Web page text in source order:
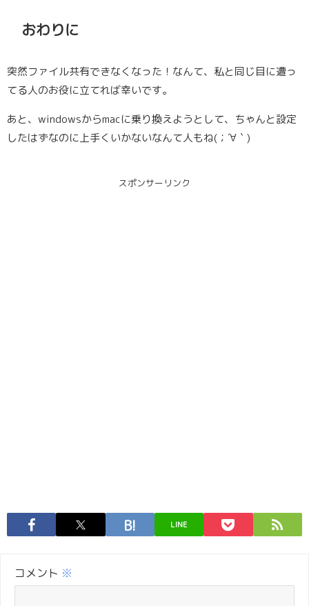
おわりに
突然ファイル共有できなくなった！なんて、私と同じ目に遭っ
てる人のお役に立てれば幸いです。
あと、windowsからmacに乗り換えようとして、ちゃんと設定
したはずなのに上手くいかないなんて人もね(；´∀｀)
スポンサーリンク
LINE
コメント ※